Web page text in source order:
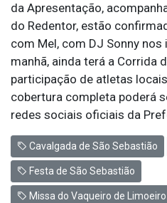
da Apresentação,
do Redentor, estão
com Mel, com DJ Sonny nos
manhã, ainda terá a Corrida
participação de atletas
cobertura completa poderá
redes sociais oficiais da
Cavalgada de São Sebastião
Festa de São Sebastião
Missa do Vaqueiro de Limoeiro